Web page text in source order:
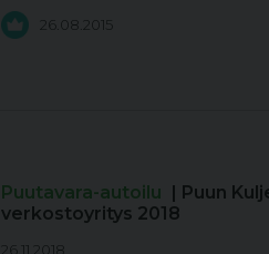
26.08.2015
Puutavara-autoilu | Puun
verkostoyritys 2018
26.11.2018